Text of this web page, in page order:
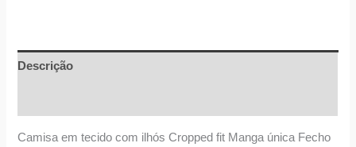
Descrição
Camisa em tecido com ilhós Cropped fit Manga única Fecho